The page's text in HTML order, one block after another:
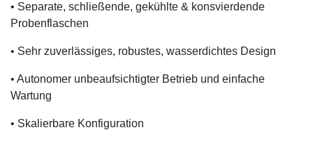
• Separate, schließende, gekühlte & konsvierdende
Probenflaschen
• Sehr zuverlässiges, robustes, wasserdichtes Design
• Autonomer unbeaufsichtigter Betrieb und einfache
Wartung
• Skalierbare Konfiguration